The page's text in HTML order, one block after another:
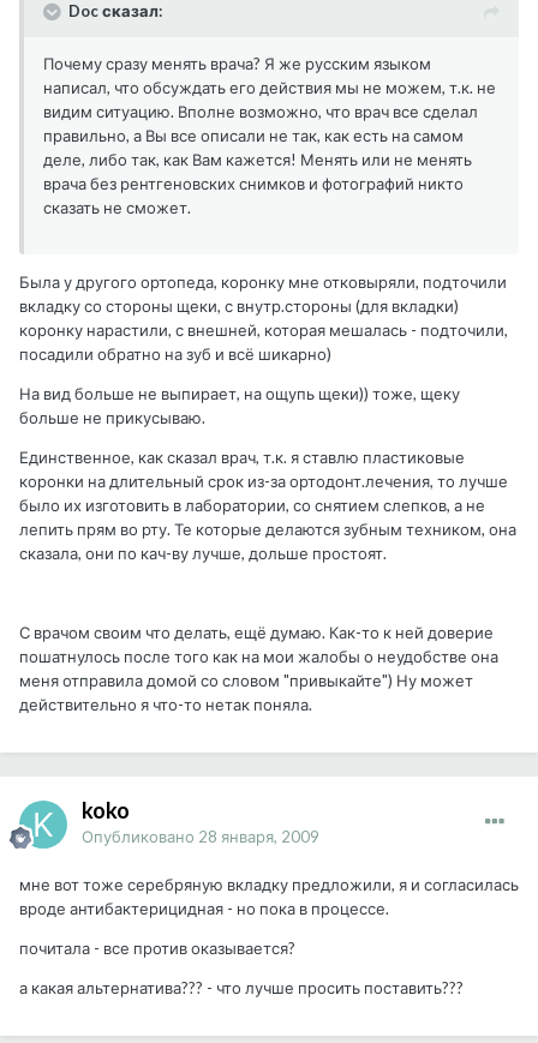
Doc сказал:
Почему сразу менять врача? Я же русским языком
написал, что обсуждать его действия мы не можем, т.к. не
видим ситуацию. Вполне возможно, что врач все сделал
правильно, а Вы все описали не так, как есть на самом
деле, либо так, как Вам кажется! Менять или не менять
врача без рентгеновских снимков и фотографий никто
сказать не сможет.
Была у другого ортопеда, коронку мне отковыряли, подточили
вкладку со стороны щеки, с внутр.стороны (для вкладки)
коронку нарастили, с внешней, которая мешалась - подточили,
посадили обратно на зуб и всё шикарно)
На вид больше не выпирает, на ощупь щеки)) тоже, щеку
больше не прикусываю.
Единственное, как сказал врач, т.к. я ставлю пластиковые
коронки на длительный срок из-за ортодонт.лечения, то лучше
было их изготовить в лаборатории, со снятием слепков, а не
лепить прям во рту. Те которые делаются зубным техником, она
сказала, они по кач-ву лучше, дольше простоят.
С врачом своим что делать, ещё думаю. Как-то к ней доверие
пошатнулось после того как на мои жалобы о неудобстве она
меня отправила домой со словом "привыкайте") Ну может
действительно я что-то нетак поняла.
koko
Опубликовано 28 января, 2009
мне вот тоже серебряную вкладку предложили, я и согласилась
вроде антибактерицидная - но пока в процессе.
почитала - все против оказывается?
а какая альтернатива??? - что лучше просить поставить???